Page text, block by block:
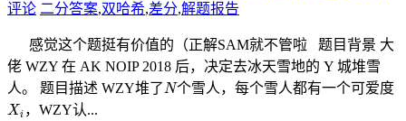
评论 二分答案,双哈希,差分,解题报告
感觉这个题挺有价值的（正解SAM就不管啦 题目背景 大
佬 WZY 在 AK NOIP 2018 后，决定去冰天雪地的 Y 城堆雪
人。 题目描述 WZY堆了N
N个雪人，每个雪人都有一个可爱度
Xi
Xi ，WZY认...